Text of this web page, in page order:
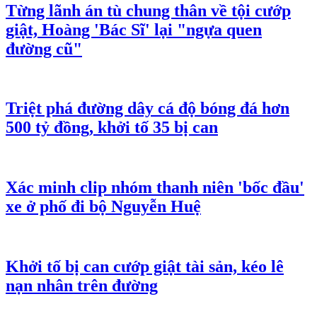
Từng lãnh án tù chung thân về tội cướp
giật, Hoàng 'Bác Sĩ' lại "ngựa quen
đường cũ"
Triệt phá đường dây cá độ bóng đá hơn
500 tỷ đồng, khởi tố 35 bị can
Xác minh clip nhóm thanh niên 'bốc đầu'
xe ở phố đi bộ Nguyễn Huệ
Khởi tố bị can cướp giật tài sản, kéo lê
nạn nhân trên đường